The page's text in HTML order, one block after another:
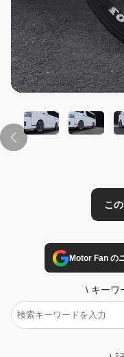
この画像
Motor Fan の
\ キーワ